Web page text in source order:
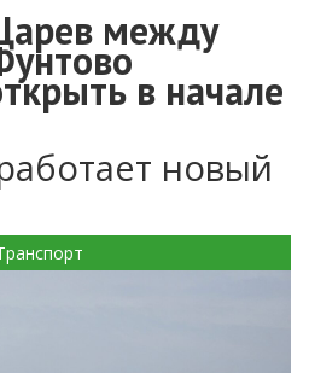
между
в начале
новый